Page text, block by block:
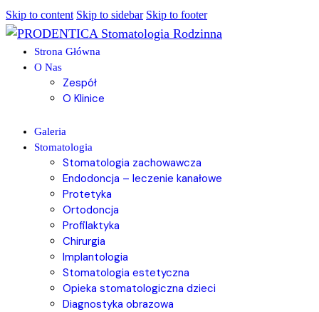
Skip to content Skip to sidebar Skip to footer
Strona Główna
O Nas
Zespół
O Klinice
Galeria
Stomatologia
Stomatologia zachowawcza
Endodoncja – leczenie kanałowe
Protetyka
Ortodoncja
Profilaktyka
Chirurgia
Implantologia
Stomatologia estetyczna
Opieka stomatologiczna dzieci
Diagnostyka obrazowa